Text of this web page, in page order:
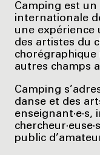
Camping est
internationale
une expérience
des artistes du
autres champs
Camping
danse et des
public